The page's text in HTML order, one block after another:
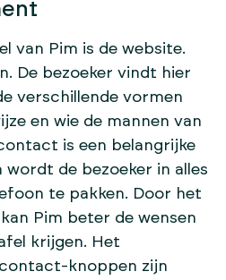
van Pim is de website.
De bezoeker vindt hier
verschillende vormen
en wie de mannen van
is een belangrijke
de bezoeker in alles
te pakken. Door het
Pim beter de wensen
krijgen. Het
knoppen zijn